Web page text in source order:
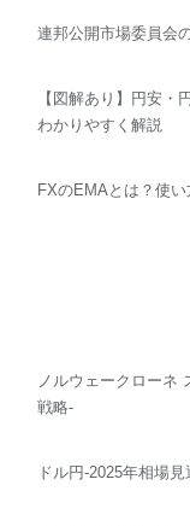
連邦公開市場委員会
【図解あり】円安・
わかりやすく解説
FXのEMAとは？使
ノルウェークローネ
戦略-
ドル円-2025年相場